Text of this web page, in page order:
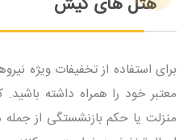
برای استفاده از تخفیفات ویژه
معتبر خود را همراه داشته
منزلت یا حکم بازنشستگی از